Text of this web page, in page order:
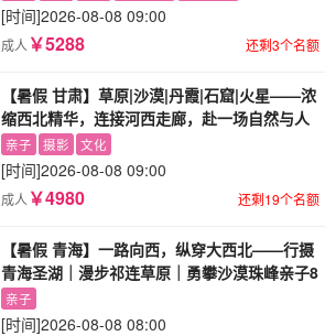
[时间]2026-08-08 09:00
成人 ￥5288 还剩3个名额
【暑假 甘肃】草原|沙漠|丹霞|石窟|火星——浓
缩西北精华，连接河西走廊，赴一场自然与人
文的极致之约
亲子 摄影 文化
[时间]2026-08-08 09:00
成人 ￥4980 还剩19个名额
【暑假 青海】一路向西，纵穿大西北——行摄
青海圣湖｜漫步祁连草原｜勇攀沙漠珠峰亲子8
日游
亲子
[时间]2026-08-08 08:00